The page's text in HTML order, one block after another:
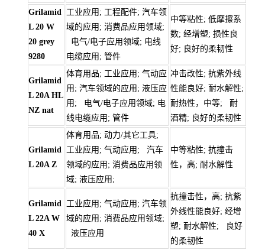
Grilamid
L 20 W
20 grey
9280
工业应用; 工程配件; 汽车领
域的应用; 消费品应用领域;
电气/电子应用领域; 电线
电缆应用; 管件
中等粘性; 低摩擦系
数; 经增塑; 损性良
好; 良好的柔韧性
Grilamid
L 20A HL
NZ nat
体育用品; 工业应用; 气动应
用; 汽车领域的应用; 液压应
用; 电气/电子应用领域; 电
线电缆应用; 管件
冲击改性; 抗紫外线
性能良好; 耐水解性;
耐热性，中等; 耐
酒精; 良好的柔韧性
Grilamid
L 20A Z
体育用品; 动力/其它工具;
工业应用; 气动应用; 汽车
领域的应用; 消费品应用领
域; 液压应用;
中等粘性; 抗撞击
性，高; 耐水解性
Grilamid
L 22A W
40 X
工业应用; 气动应用; 汽车领
域的应用; 消费品应用领域;
液压应用
抗撞击性，高; 抗紫
外线性能良好; 经增
塑; 耐水解性; 良好
的柔韧性